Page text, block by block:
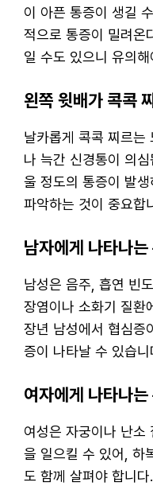
이 아픈 통증이 생길
적으로 통증이 밀려온
일 수도 있으니 유의
왼쪽 윗배가 콕콕
날카롭게 콕콕 찌르는
나 늑간 신경통이 의
울 정도의 통증이 발
파악하는 것이 중요합
남자에게 나타나는
남성은 음주, 흡연 빈
장염이나 소화기 질환
장년 남성에서 협심증
증이 나타날 수 있습니
여자에게 나타나는
여성은 자궁이나 난소
을 일으킬 수 있어, 하
도 함께 살펴야 합니